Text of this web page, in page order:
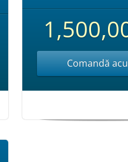
Comandă